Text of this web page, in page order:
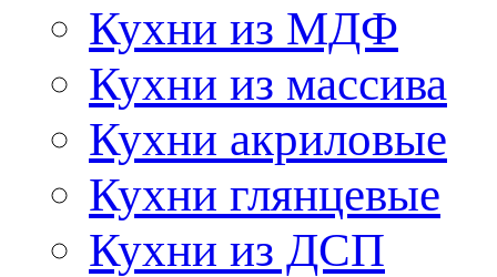
Кухни из МДФ
Кухни из массива
Кухни акриловые
Кухни глянцевые
Кухни из ДСП